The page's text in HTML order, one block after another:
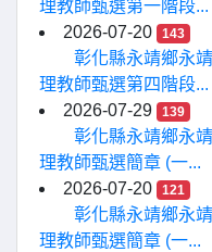
理教師甄選第一階段...
2026-07-20
143
彰化縣永靖鄉永
理教師甄選第四階段...
2026-07-29
139
彰化縣永靖鄉永
理教師甄選簡章 (一...
2026-07-20
121
彰化縣永靖鄉永
理教師甄選簡章 (一...